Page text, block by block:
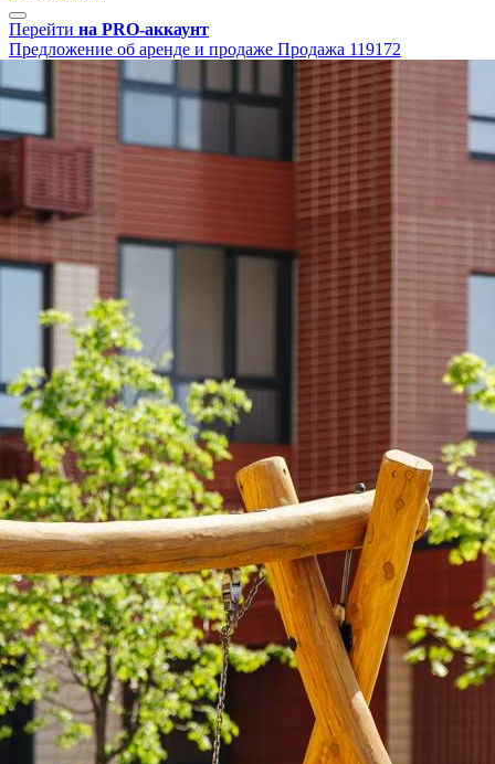
Перейти на PRO-аккаунт
Предложение об аренде и продаже Продажа 119172